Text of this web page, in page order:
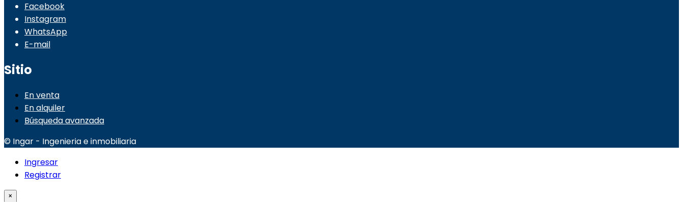
Facebook
Instagram
WhatsApp
E-mail
Sitio
En venta
En alquiler
Búsqueda avanzada
© Ingar - Ingenieria e inmobiliaria
Ingresar
Registrar
×